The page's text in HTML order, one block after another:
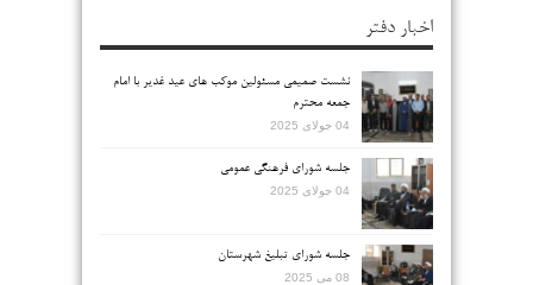
اخبار دفتر
نشست صمیمی مسئولین موکب های عید غدیر با امام
جمعه محترم
04 جولای 2025
جلسه شورای فرهنگی عمومی
04 جولای 2025
جلسه شورای تبلیغ شهرستان
08 می 2025